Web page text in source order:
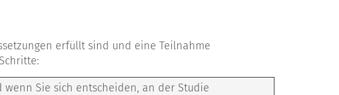
erfüllt sind und eine Teilnahme
wenn Sie sich entscheiden, an der Studie